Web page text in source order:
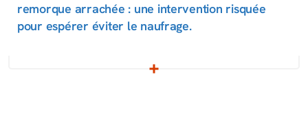
remorque arrachée : une intervention risquée
pour espérer éviter le naufrage.